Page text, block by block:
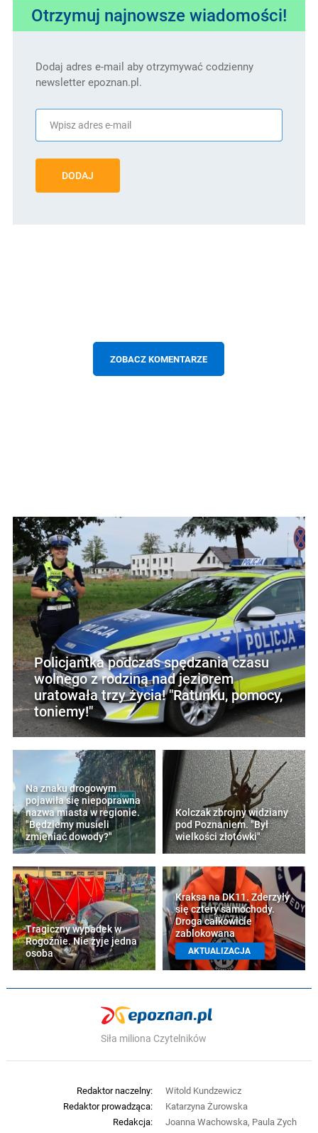
Otrzymuj najnowsze wiadomości!
Dodaj adres e-mail aby otrzymywać codzienny
newsletter epoznan.pl.
DODAJ
ZOBACZ KOMENTARZE
Policjantka podczas spędzania czasu
wolnego z rodziną nad jeziorem
uratowała trzy życia! "Ratunku, pomocy,
toniemy!"
Na znaku drogowym
pojawiła się niepoprawna
nazwa miasta w regionie.
"Będziemy musieli
zmieniać dowody?"
Kolczak zbrojny widziany
pod Poznaniem. "Był
wielkości złotówki"
Tragiczny wypadek w
Rogoźnie. Nie żyje jedna
osoba
Kraksa na DK11. Zderzyły
się cztery samochody.
Droga całkowicie
zablokowana
AKTUALIZACJA
Siła miliona Czytelników
Redaktor naczelny:
Witold Kundzewicz
Redaktor prowadząca:
Katarzyna Żurowska
Redakcja:
Joanna Wachowska, Paula Zych